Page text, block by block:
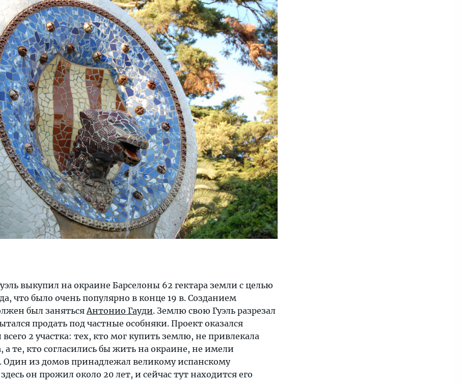
выкупил на окраине Барселоны 62 гектара земли с целью
что было очень популярно в конце 19 в. Созданием
был заняться Антонио Гауди. Землю свою Гуэль разрезал
продать под частные особняки. Проект оказался
2 участка: тех, кто мог купить землю, не привлекала
а те, кто согласились бы жить на окраине, не имели
Один из домов принадлежал великому испанскому
он прожил около 20 лет, и сейчас тут находится его